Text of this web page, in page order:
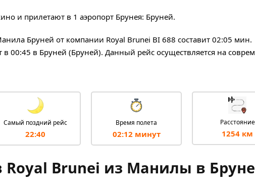
и прилетают в 1 аэропорт Брунея: Бруней.
Бруней от компании Royal Brunei BI 688 составит 02:05 мин.
00:45 в Бруней (Бруней). Данный рейс осуществляется на
Самый поздний рейс
22:40
Время полета
02:12 минут
Расстояние
1254 км
Royal Brunei из Манилы в